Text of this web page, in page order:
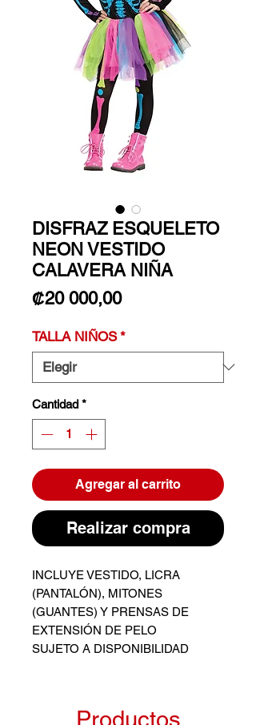
DISFRAZ ESQUELETO
NEON VESTIDO
CALAVERA NIÑA
₡20 000,00Precio
TALLA NIÑOS *
Cantidad *
Agregar al carrito
Realizar compra
INCLUYE VESTIDO, LICRA
(PANTALÓN), MITONES
(GUANTES) Y PRENSAS DE
EXTENSIÓN DE PELO
SUJETO A DISPONIBILIDAD
Productos